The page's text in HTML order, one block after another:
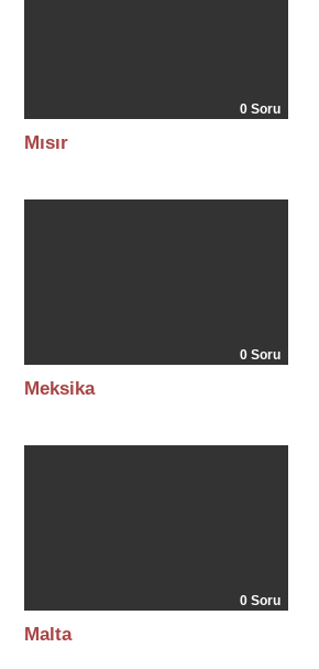
0 Soru
Mısır
0 Soru
Meksika
0 Soru
Malta